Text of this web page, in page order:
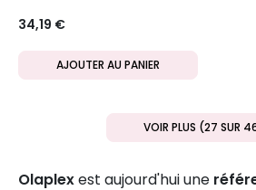
34,19 €
AJOUTER AU PANIER
VOIR PLUS (27 SUR
Olaplexest aujourd'hui une